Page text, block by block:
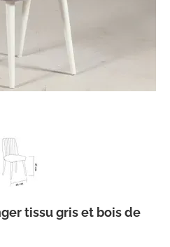
tissu gris et bois de